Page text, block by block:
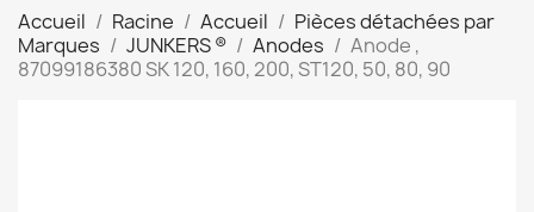
Accueil Racine Accueil
Pièces détachées par
Marques
JUNKERS ® Anodes
Anode ,
87099186380 SK 120, 160, 200, ST120, 50, 80, 90